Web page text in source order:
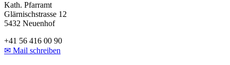
Kath. Pfarramt
Glärnischstrasse 12
5432 Neuenhof
+41 56 416 00 90
✉ Mail schreiben